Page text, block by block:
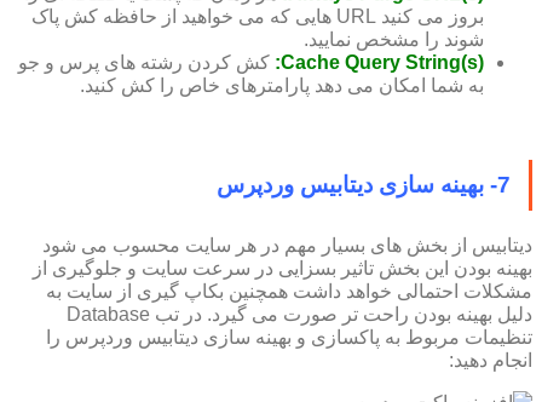
بروز می کنید URL هایی که می خواهید از حافظه کش پاک
شوند را مشخص نمایید.
(Cache Query String(s:
کش کردن رشته های پرس و جو
به شما امکان می دهد پارامترهای خاص را کش کنید.
7- بهینه سازی دیتابیس وردپرس
دیتابیس از بخش های بسیار مهم در هر سایت محسوب می شود
بهینه بودن این بخش تاثیر بسزایی در سرعت سایت و جلوگیری از
مشکلات احتمالی خواهد داشت همچنین بکاپ گیری از سایت به
دلیل بهینه بودن راحت تر صورت می گیرد. در تب Database
تنظیمات مربوط به پاکسازی و بهینه سازی دیتابیس وردپرس را
انجام دهید: